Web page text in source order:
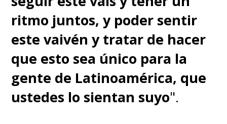
ritmo juntos, y poder sentir
este vaivén y tratar de hacer
que esto sea único para la
gente de Latinoamérica, que
ustedes lo sientan suyo".